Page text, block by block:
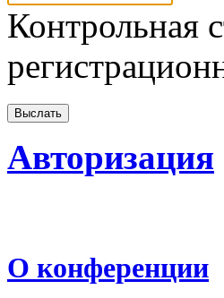
Контрольная
Авторизация
О конференции